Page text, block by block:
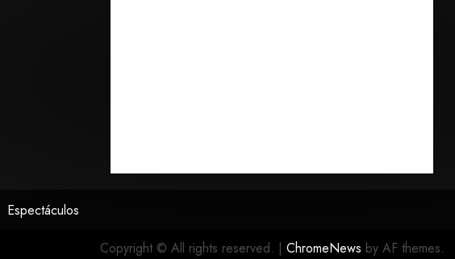
Espectáculos
Copyright © All rights reserved. | ChromeNews by AF themes.